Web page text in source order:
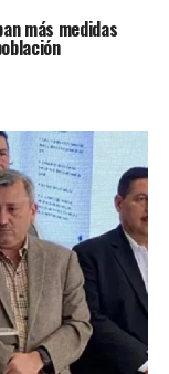
más medidas